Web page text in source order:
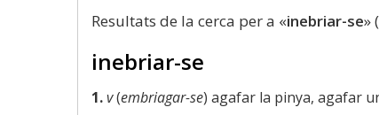
Resultats de la cerca per a «inebriar-se»
inebriar-se
1.v(embriagar-se) agafar la pinya, agafar